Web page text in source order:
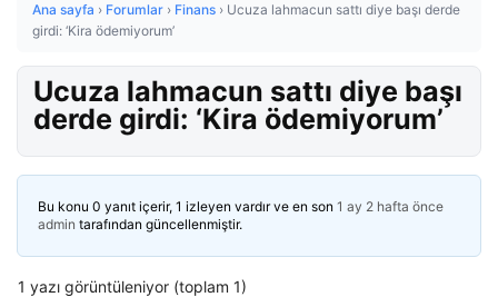
Ana sayfa › Forumlar › Finans › Ucuza lahmacun sattı diye başı derde
girdi: ‘Kira ödemiyorum’
Ucuza lahmacun sattı diye başı
derde girdi: ‘Kira ödemiyorum’
Bu konu 0 yanıt içerir, 1 izleyen vardır ve en son 1 ay 2 hafta önce
admin tarafından güncellenmiştir.
1 yazı görüntüleniyor (toplam 1)